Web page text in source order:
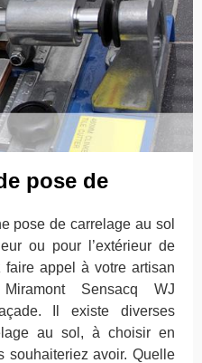
pose de
pose de carrelage au sol
ou pour l’extérieur de
appel à votre artisan
Sensacq WJ
Il existe diverses
au sol, à choisir en
souhaiteriez avoir. Quelle